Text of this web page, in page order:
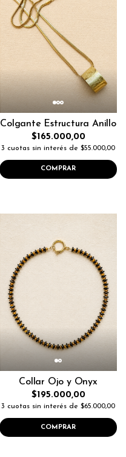
Colgante Estructura Anillo
$165.000,00
3 cuotas sin interés de $55.000,00
COMPRAR
Collar Ojo y Onyx
$195.000,00
3 cuotas sin interés de $65.000,00
COMPRAR